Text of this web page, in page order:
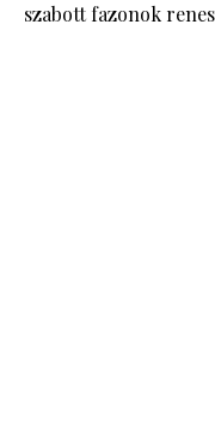
szabott fazonok